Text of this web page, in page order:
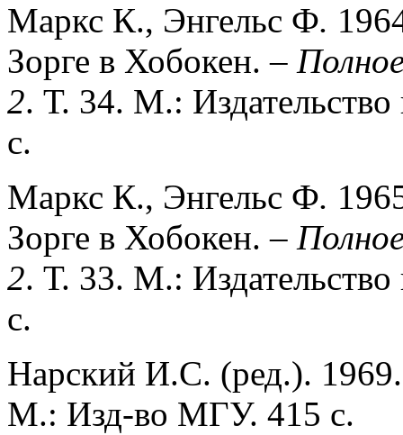
Маркс К., Энгельс Ф.
Зорге в Хобокен.–
2. Т. 34. М.:
с.
Маркс К., Энгельс Ф.
Зорге в Хобокен. –
2. Т. 33. М.:
с.
Нарский И.С. (ред.).
М.: Изд-во МГУ. 415 c.